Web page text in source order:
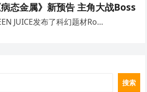
态金属》新预告 主角大战Boss
JUICE发布了科幻题材Ro…
搜索